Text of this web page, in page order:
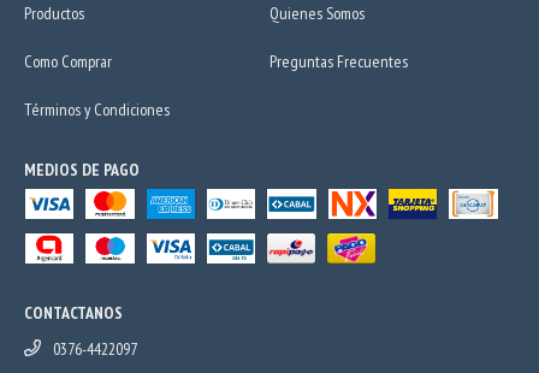
Productos
Quienes Somos
Como Comprar Preguntas Frecuentes
Términos y Condiciones
MEDIOS DE PAGO
CONTACTANOS
0376-4422097